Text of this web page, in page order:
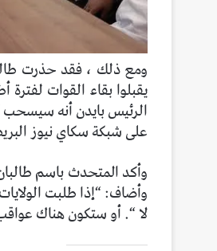
يقبلوا بقاء القوات لفترة
على شبكة سكاي نيوز
وأكد المتحدث باسم
وأضاف: “إذا طلبت
لا “. أو ستكون هناك